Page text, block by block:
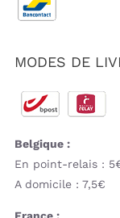
MODES DE
Belgique :
En point-relais :
A domicile : 7,5€